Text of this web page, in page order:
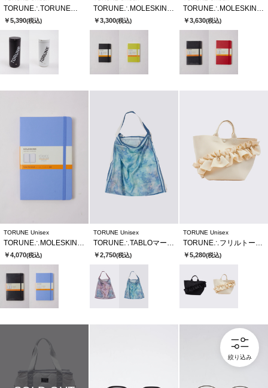
TORUNE∴TORUNEオリジナルタンブラー
￥5,390(税込)
TORUNE∴MOLESKINE Pocket クラシックノートブック
￥3,300(税込)
TORUNE∴MOLESKINE Medium クラシックノートブック
￥3,630(税込)
TORUNE Unisex
￥4,070(税込)
TORUNE Unisex
￥2,750(税込)
TORUNE Unisex
￥5,280(税込)
絞り込み